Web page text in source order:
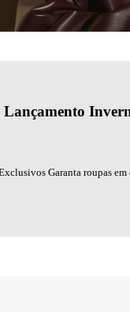
Lançamento
Garanta roupas